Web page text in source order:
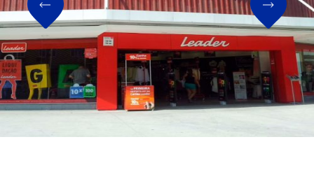
Previous Next